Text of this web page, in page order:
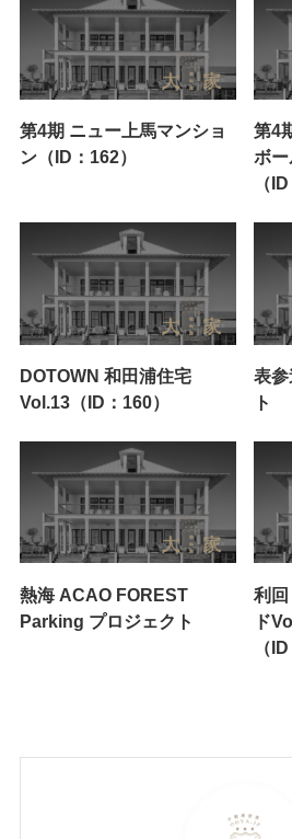
第4期 ニュー上馬マンショ
ン（ID：162）
第4
ボ
（
DOTOWN 和田浦住宅
Vol.13（ID：160）
表
ト
熱海 ACAO FOREST
Parking プロジェクト
利
ド
（